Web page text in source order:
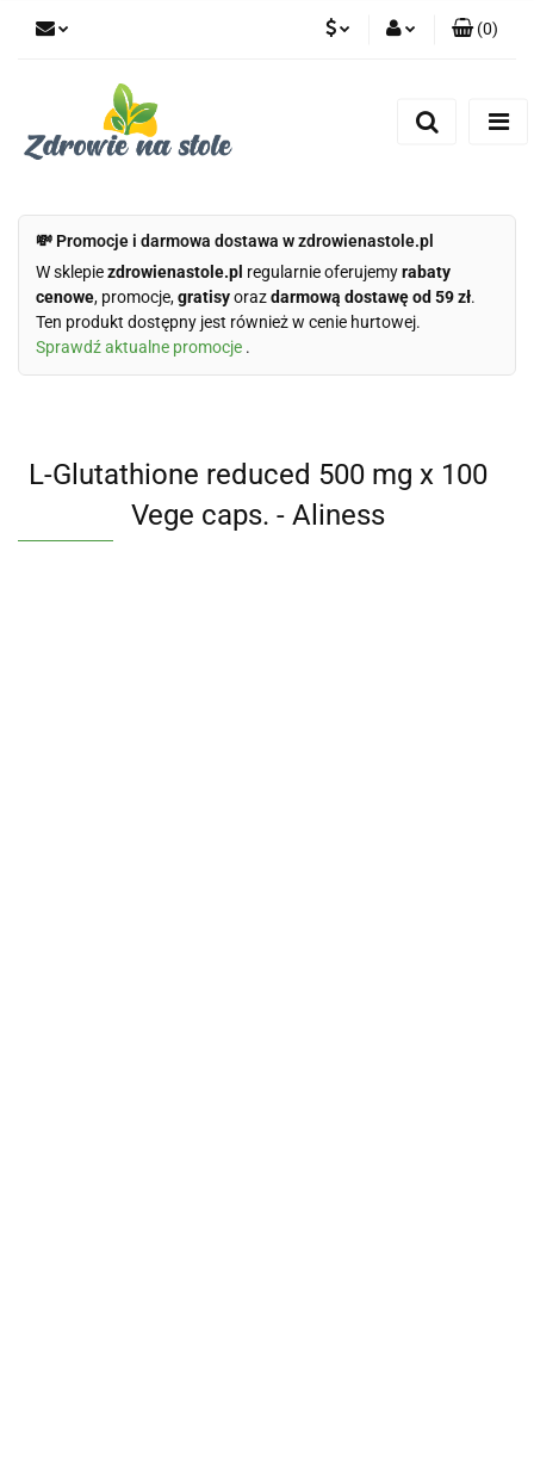
(0)
💸 Promocje i darmowa dostawa w zdrowienastole.pl
W sklepiezdrowienastole.pl regularnie oferujemyrabaty
cenowe, promocje,gratisyorazdarmową dostawę od 59 zł.
Ten produkt dostępny jest również w cenie hurtowej.
Sprawdź aktualne promocje .
L-Glutathione reduced 500 mg x 100
Vege caps. - Aliness